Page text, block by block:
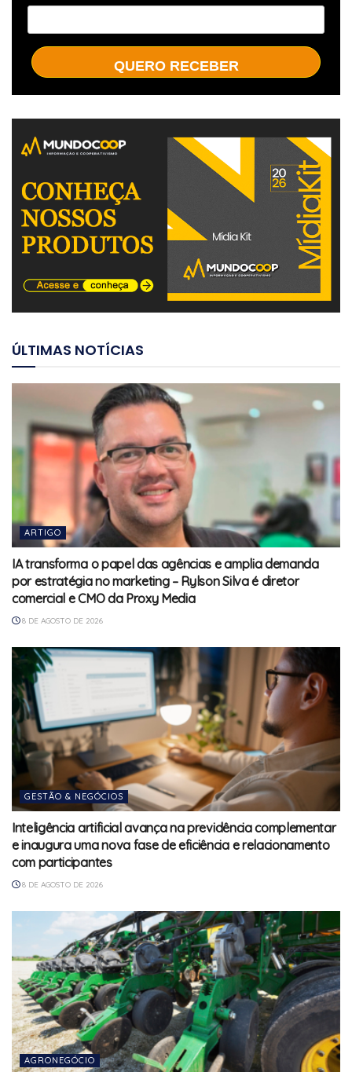
QUERO RECEBER
ÚLTIMAS NOTÍCIAS
ARTIGO
IA transforma o papel das agências e amplia demanda
por estratégia no marketing – Rylson Silva é diretor
comercial e CMO da Proxy Media
8 DE AGOSTO DE 2026
GESTÃO & NEGÓCIOS
Inteligência artificial avança na previdência complementar
e inaugura uma nova fase de eficiência e relacionamento
com participantes
8 DE AGOSTO DE 2026
AGRONEGÓCIO